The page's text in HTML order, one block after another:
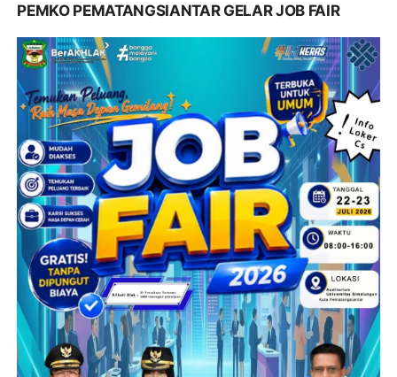
PEMKO PEMATANGSIANTAR GELAR JOB FAIR